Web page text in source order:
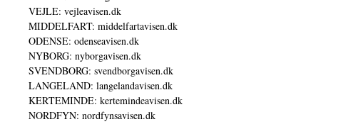
VEJLE: vejleavisen.dk
MIDDELFART: middelfartavisen.dk
ODENSE: odenseavisen.dk
NYBORG: nyborgavisen.dk
SVENDBORG: svendborgavisen.dk
LANGELAND: langelandavisen.dk
KERTEMINDE: kertemindeavisen.dk
NORDFYN: nordfynsavisen.dk